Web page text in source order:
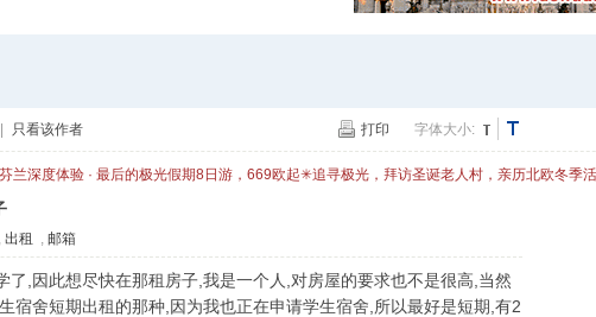
打印 字体大小:
只看该作者
兰深度体验 · 最后的极光假期8日游，669欧起✳追寻极光，拜访圣诞老人村，亲历北欧冬季
, 出租 , 邮箱
了,因此想尽快在那租房子,我是一个人,对房屋的要求也不是很高,当然
宿舍短期出租的那种,因为我也正在申请学生宿舍,所以最好是短期,有2